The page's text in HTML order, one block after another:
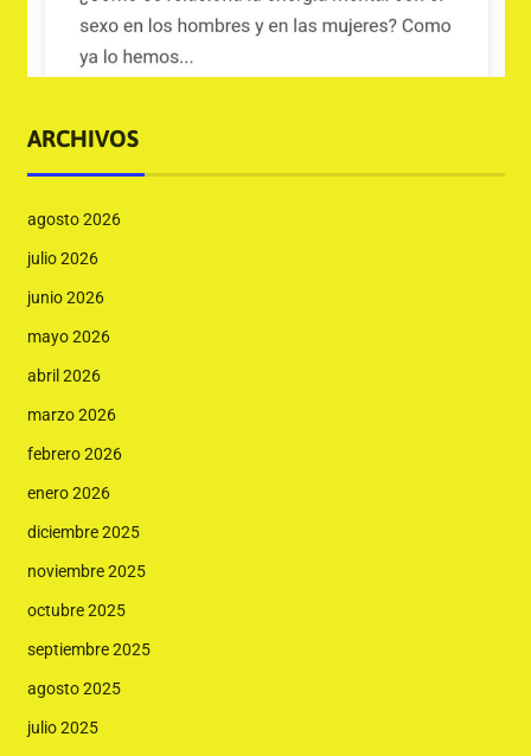
ARCHIVOS
agosto 2026
julio 2026
junio 2026
mayo 2026
abril 2026
marzo 2026
febrero 2026
enero 2026
diciembre 2025
noviembre 2025
octubre 2025
septiembre 2025
agosto 2025
julio 2025